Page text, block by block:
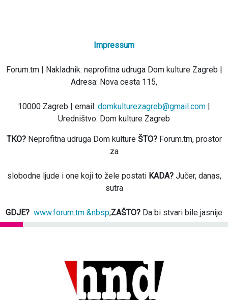
Impressum
Forum.tm | Nakladnik: neprofitna udruga Dom kulture Zagreb |
Adresa: Nova cesta 115,
10000 Zagreb | email: domkulturezagreb@gmail.com |
Uredništvo: Dom kulture Zagreb
TKO?Neprofitna udruga Dom kulture ŠTO?Forum.tm, prostor
za
slobodne ljude i one koji to žele postati KADA?Jučer, danas,
sutra
GDJE? www.forum.tm &nbsp;ZAŠTO? Da bi stvari bile jasnije